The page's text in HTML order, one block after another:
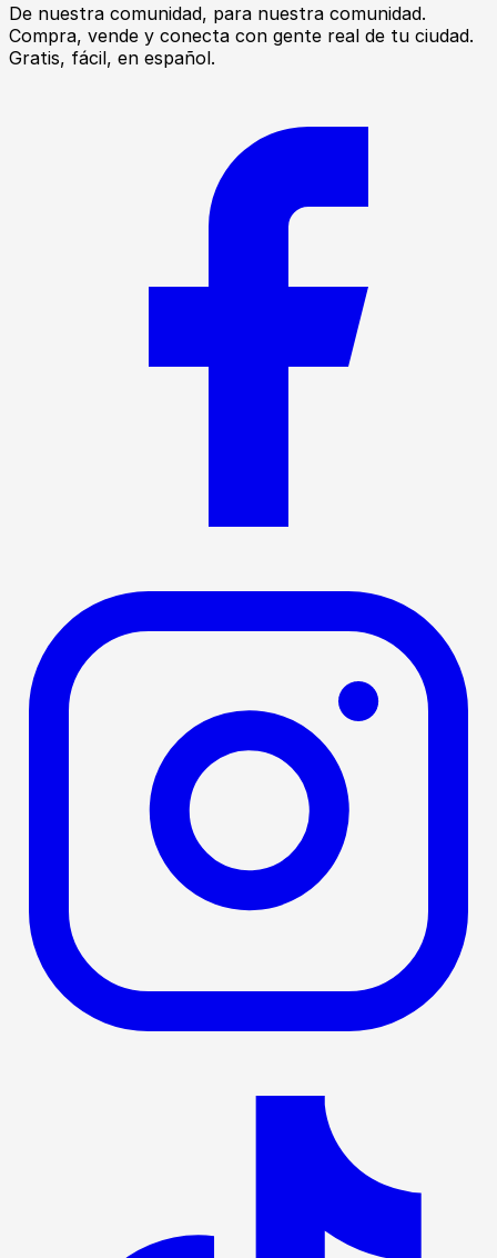
De nuestra comunidad, para nuestra comunidad.
Compra, vende y conecta con gente real de tu ciudad.
Gratis, fácil, en español.